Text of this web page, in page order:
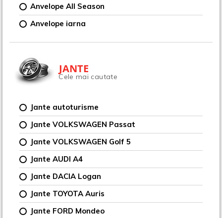
Anvelope All Season
Anvelope iarna
JANTE
Cele mai cautate
Jante autoturisme
Jante VOLKSWAGEN Passat
Jante VOLKSWAGEN Golf 5
Jante AUDI A4
Jante DACIA Logan
Jante TOYOTA Auris
Jante FORD Mondeo